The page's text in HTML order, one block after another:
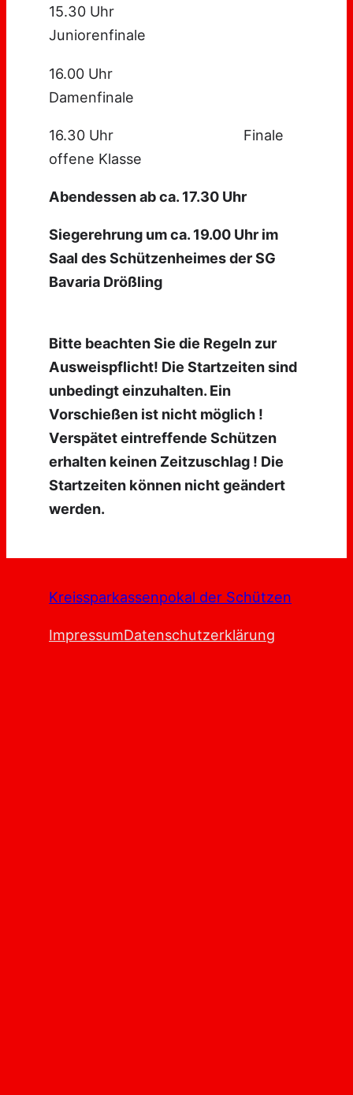
15.30 Uhr
Juniorenfinale
16.00 Uhr
Damenfinale
16.30 Uhr Finale
offene Klasse
Abendessen ab ca. 17.30 Uhr
Siegerehrung um ca. 19.00 Uhr im
Saal des Schützenheimes der SG
Bavaria Drößling
Bitte beachten Sie die Regeln zur
Ausweispflicht! Die Startzeiten sind
unbedingt einzuhalten. Ein
Vorschießen ist nicht möglich !
Verspätet eintreffende Schützen
erhalten keinen Zeitzuschlag ! Die
Startzeiten können nicht geändert
werden.
Kreissparkassenpokal der Schützen
ImpressumDatenschutzerklärung